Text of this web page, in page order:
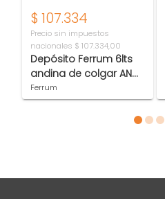
$ 107.334
Precio sin impuestos
nacionales $ 107.334,00
Depósito Ferrum 6lts
andina de colgar AND-
DP-014-BL
Ferrum